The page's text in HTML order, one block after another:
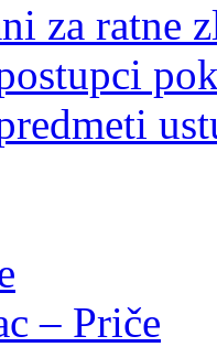
za ratne
– Priče